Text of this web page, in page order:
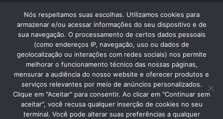
Trabalhe conosco
Imprensa
Ouvidoria
Dúvidas gerais
© 2026 - Faculdade de Ciências Médicas da Santa Casa de São
Paulo - Todos os direitos reservados.
Nós respeitamos suas escolhas. Utilizamos cookies para
armazenar e/ou acessar informações do seu dispositivo e de
sua navegação. O processamento de certos dados pessoais
(como endereços IP, navegação, uso ou dados de
geolocalização ou interações com redes sociais) nos permite
melhorar o funcionamento técnico das nossas páginas,
mensurar a audiência do nosso website e oferecer produtos e
serviços relevantes por meio de anúncios personalizados.
Clique em "Aceitar" para consentir. Ao clicar em "Continuar sem
aceitar", você recusa qualquer inserção de cookies no seu
terminal. Você pode alterar suas preferências a qualquer